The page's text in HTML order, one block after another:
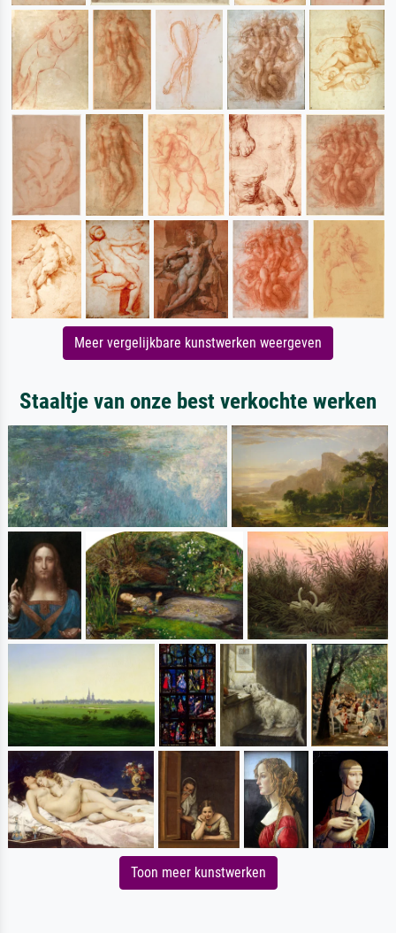
Meer vergelijkbare kunstwerken weergeven
Staaltje van onze best verkochte werken
Toon meer kunstwerken